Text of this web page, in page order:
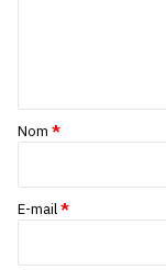
Nom *
E-mail*